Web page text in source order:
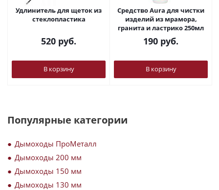
Удлинитель для щеток из
стеклопластика
520 руб.
В корзину
Средство Aura для чистки
изделий из мрамора,
гранита и ластрико 250мл
190 руб.
В корзину
Популярные категории
Дымоходы ПроМеталл
Дымоходы 200 мм
Дымоходы 150 мм
Дымоходы 130 мм